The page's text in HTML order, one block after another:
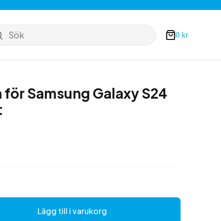
Sök Varukorg
0 kr
Samsung Galaxy S24
Lägg till i varukorg